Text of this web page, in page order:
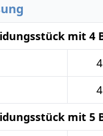
mit 4
mit 5